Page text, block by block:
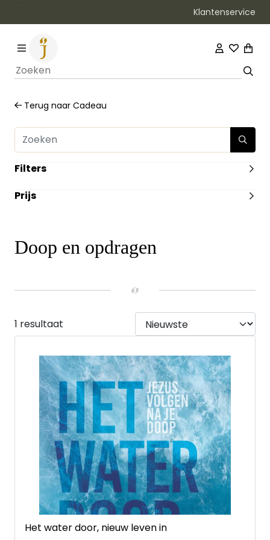
Klantenservice
Terug naar Cadeau
Filters
Zonder Illustraties
Nee (1)
UITVOERING
Prijs
Doop en opdragen
1 resultaat
Het water door, nieuw leven in